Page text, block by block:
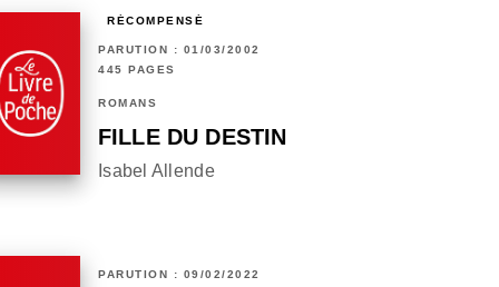
RÉCOMPENSÉ
PARUTION : 01/03/2002
445 PAGES
ROMANS
FILLE DU DESTIN
Isabel Allende
PARUTION : 09/02/2022